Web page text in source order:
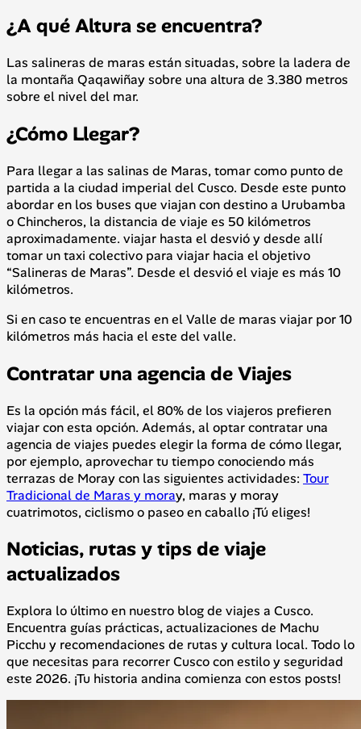
¿A qué Altura se encuentra?
Las salineras de maras están situadas, sobre la ladera de
la montaña Qaqawiñay sobre una altura de 3.380 metros
sobre el nivel del mar.
¿Cómo Llegar?
Para llegar a las salinas de Maras, tomar como punto de
partida a la ciudad imperial del Cusco. Desde este punto
abordar en los buses que viajan con destino a Urubamba
o Chincheros, la distancia de viaje es 50 kilómetros
aproximadamente. viajar hasta el desvió y desde allí
tomar un taxi colectivo para viajar hacia el objetivo
“Salineras de Maras”. Desde el desvió el viaje es más 10
kilómetros.
Si en caso te encuentras en el Valle de maras viajar por 10
kilómetros más hacia el este del valle.
Contratar una agencia de Viajes
Es la opción más fácil, el 80% de los viajeros prefieren
viajar con esta opción. Además, al optar contratar una
agencia de viajes puedes elegir la forma de cómo llegar,
por ejemplo, aprovechar tu tiempo conociendo más
terrazas de Moray con las siguientes actividades: Tour
Tradicional de Maras y moray, maras y moray
cuatrimotos, ciclismo o paseo en caballo ¡Tú eliges!
Noticias, rutas y tips de viaje
actualizados
Explora lo último en nuestro blog de viajes a Cusco.
Encuentra guías prácticas, actualizaciones de Machu
Picchu y recomendaciones de rutas y cultura local. Todo lo
que necesitas para recorrer Cusco con estilo y seguridad
este 2026. ¡Tu historia andina comienza con estos posts!